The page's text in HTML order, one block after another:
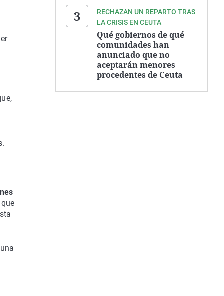
RECHAZAN UN REPARTO TRAS
LA CRISIS EN CEUTA
Qué gobiernos de qué
comunidades han
anunciado que no
aceptarán menores
procedentes de Ceuta